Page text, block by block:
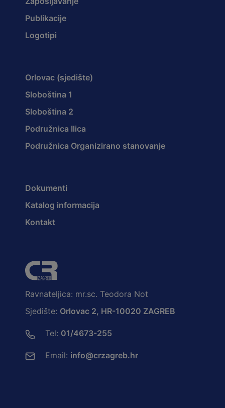
Publikacije
Logotipi
Orlovac (sjedište)
Sloboština 1
Sloboština 2
Podružnica Ilica
Podružnica Organizirano stanovanje
Dokumenti
Katalog informacija
Kontakt
Ravnateljica: mr.sc. Teodora Not
Sjedište: Orlovac 2, HR-10020 ZAGREB
Tel: 01/4673-255
Email: info@crzagreb.hr